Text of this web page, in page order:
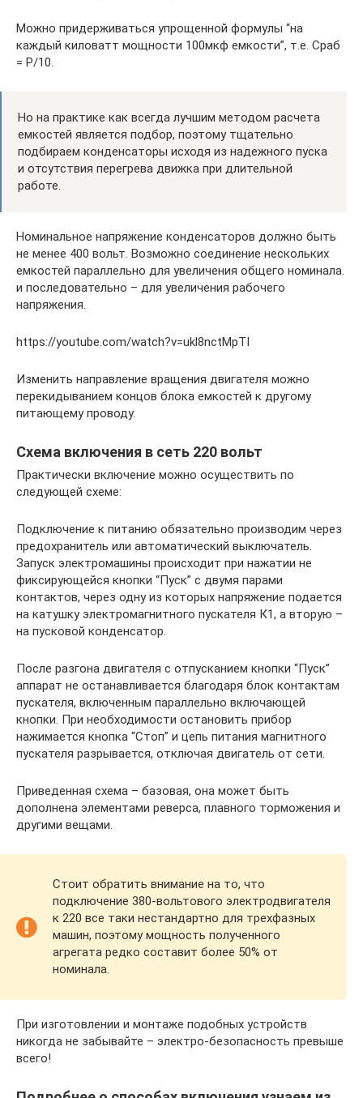
Можно придерживаться упрощенной формулы “на
каждый киловатт мощности 100мкф емкости”, т.е. Сраб
= P/10.
Но на практике как всегда лучшим методом расчета
емкостей является подбор, поэтому тщательно
подбираем конденсаторы исходя из надежного пуска
и отсутствия перегрева движка при длительной
работе.
Номинальное напряжение конденсаторов должно быть
не менее 400 вольт. Возможно соединение нескольких
емкостей параллельно для увеличения общего номинала.
и последовательно – для увеличения рабочего
напряжения.
https://youtube.com/watch?v=ukl8nctMpTI
Изменить направление вращения двигателя можно
перекидыванием концов блока емкостей к другому
питающему проводу.
Схема включения в сеть 220 вольт
Практически включение можно осуществить по
следующей схеме:
Подключение к питанию обязательно производим через
предохранитель или автоматический выключатель.
Запуск электромашины происходит при нажатии не
фиксирующейся кнопки “Пуск” с двумя парами
контактов, через одну из которых напряжение подается
на катушку электромагнитного пускателя К1, а вторую –
на пусковой конденсатор.
После разгона двигателя с отпусканием кнопки “Пуск”
аппарат не останавливается благодаря блок контактам
пускателя, включенным параллельно включающей
кнопки. При необходимости остановить прибор
нажимается кнопка “Стоп” и цепь питания магнитного
пускателя разрывается, отключая двигатель от сети.
Приведенная схема – базовая, она может быть
дополнена элементами реверса, плавного торможения и
другими вещами.
Стоит обратить внимание на то, что
подключение 380-вольтового электродвигателя
к 220 все таки нестандартно для трехфазных
машин, поэтому мощность полученного
агрегата редко составит более 50% от
номинала.
При изготовлении и монтаже подобных устройств
никогда не забывайте – электро-безопасность превыше
всего!